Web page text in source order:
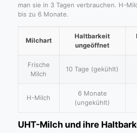
man sie in 3 Tagen verbrauchen. H-
bis zu 6 Monate.
Milchart
Haltbarkeit
ungeöffnet
Frische
Milch
10 Tage (gekühlt)
H-Milch
6 Monate
(ungekühlt)
UHT-Milch und ihre